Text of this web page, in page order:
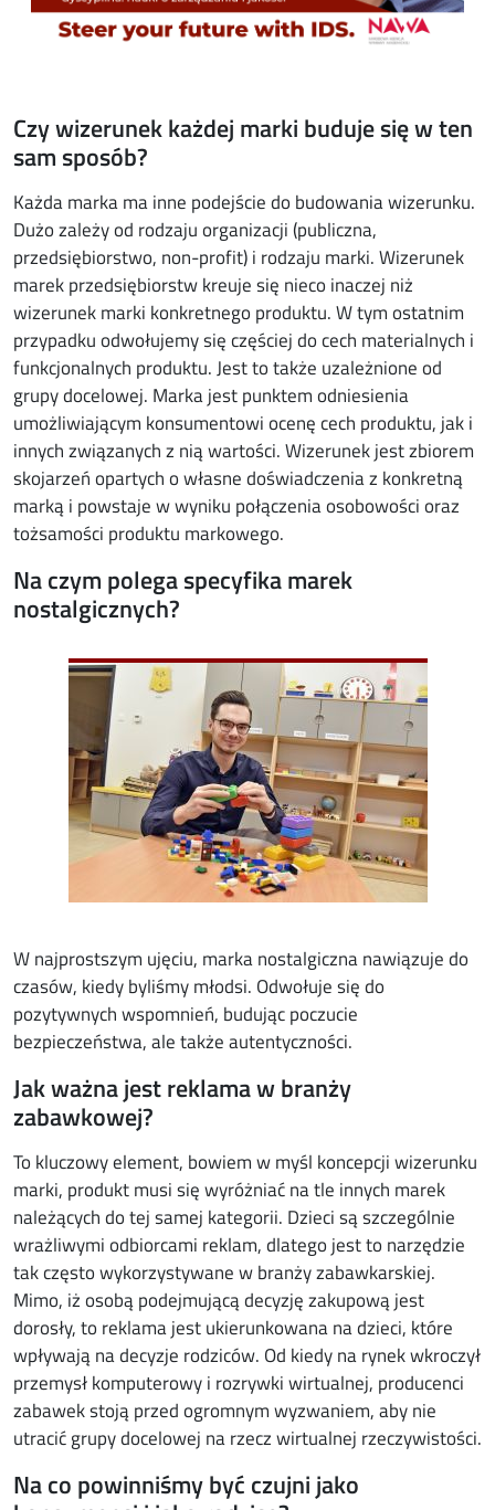
Czy wizerunek każdej marki buduje się w ten
sam sposób?
Każda marka ma inne podejście do budowania wizerunku.
Dużo zależy od rodzaju organizacji (publiczna,
przedsiębiorstwo, non-profit) i rodzaju marki. Wizerunek
marek przedsiębiorstw kreuje się nieco inaczej niż
wizerunek marki konkretnego produktu. W tym ostatnim
przypadku odwołujemy się częściej do cech materialnych i
funkcjonalnych produktu. Jest to także uzależnione od
grupy docelowej. Marka jest punktem odniesienia
umożliwiającym konsumentowi ocenę cech produktu, jak i
innych związanych z nią wartości. Wizerunek jest zbiorem
skojarzeń opartych o własne doświadczenia z konkretną
marką i powstaje w wyniku połączenia osobowości oraz
tożsamości produktu markowego.
Na czym polega specyfika marek
nostalgicznych?
W najprostszym ujęciu, marka nostalgiczna nawiązuje do
czasów, kiedy byliśmy młodsi. Odwołuje się do
pozytywnych wspomnień, budując poczucie
bezpieczeństwa, ale także autentyczności.
Jak ważna jest reklama w branży
zabawkowej?
To kluczowy element, bowiem w myśl koncepcji wizerunku
marki, produkt musi się wyróżniać na tle innych marek
należących do tej samej kategorii. Dzieci są szczególnie
wrażliwymi odbiorcami reklam, dlatego jest to narzędzie
tak często wykorzystywane w branży zabawkarskiej.
Mimo, iż osobą podejmującą decyzję zakupową jest
dorosły, to reklama jest ukierunkowana na dzieci, które
wpływają na decyzje rodziców. Od kiedy na rynek wkroczył
przemysł komputerowy i rozrywki wirtualnej, producenci
zabawek stoją przed ogromnym wyzwaniem, aby nie
utracić grupy docelowej na rzecz wirtualnej rzeczywistości.
Na co powinniśmy być czujni jako